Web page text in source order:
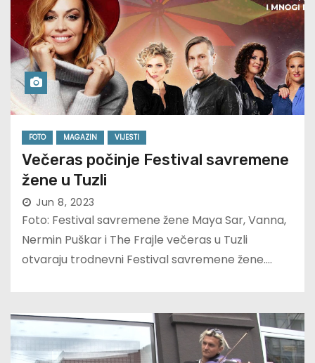
FOTO MAGAZIN VIJESTI
Večeras počinje Festival savremene
žene u Tuzli
Jun 8, 2023
Foto: Festival savremene žene Maya Sar, Vanna,
Nermin Puškar i The Frajle večeras u Tuzli
otvaraju trodnevni Festival savremene žene.…